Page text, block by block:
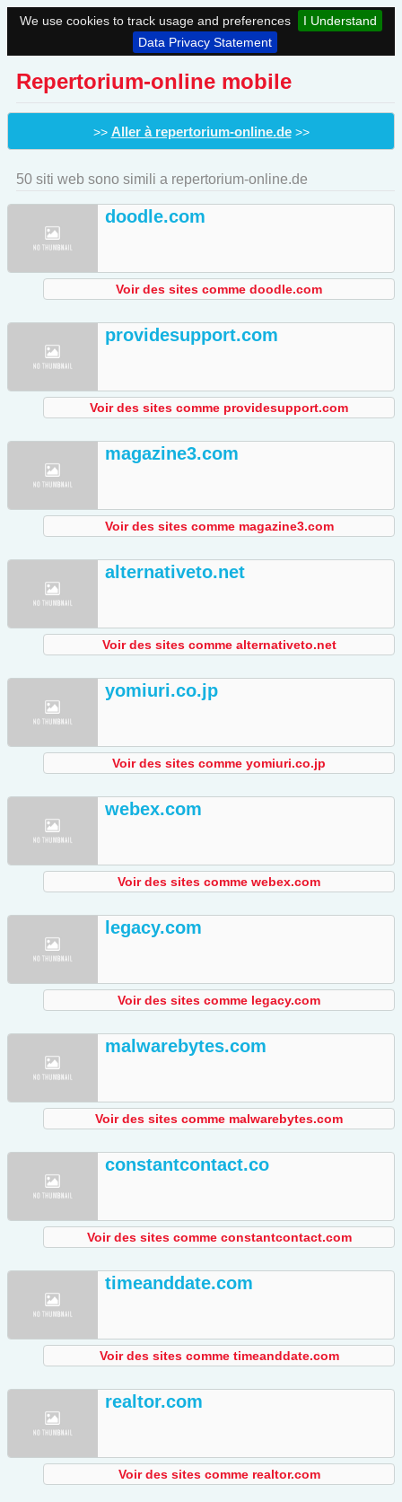
We use cookies to track usage and preferences
I Understand
Data Privacy Statement
Repertorium-online mobile
>> Aller à repertorium-online.de>>
50 siti web sono simili a repertorium-online.de
doodle.com
Voir des sites comme doodle.com
providesupport.com
Voir des sites comme providesupport.com
magazine3.com
Voir des sites comme magazine3.com
alternativeto.net
Voir des sites comme alternativeto.net
yomiuri.co.jp
Voir des sites comme yomiuri.co.jp
webex.com
Voir des sites comme webex.com
legacy.com
Voir des sites comme legacy.com
malwarebytes.com
Voir des sites comme malwarebytes.com
constantcontact.co
Voir des sites comme constantcontact.com
timeanddate.com
Voir des sites comme timeanddate.com
realtor.com
Voir des sites comme realtor.com